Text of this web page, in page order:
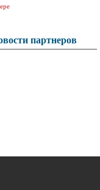
партнеров